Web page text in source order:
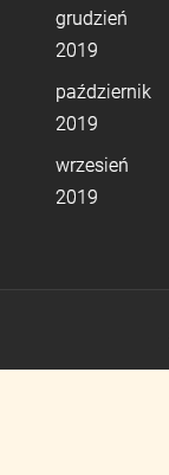
grudzień
2019
październik
2019
wrzesień
2019